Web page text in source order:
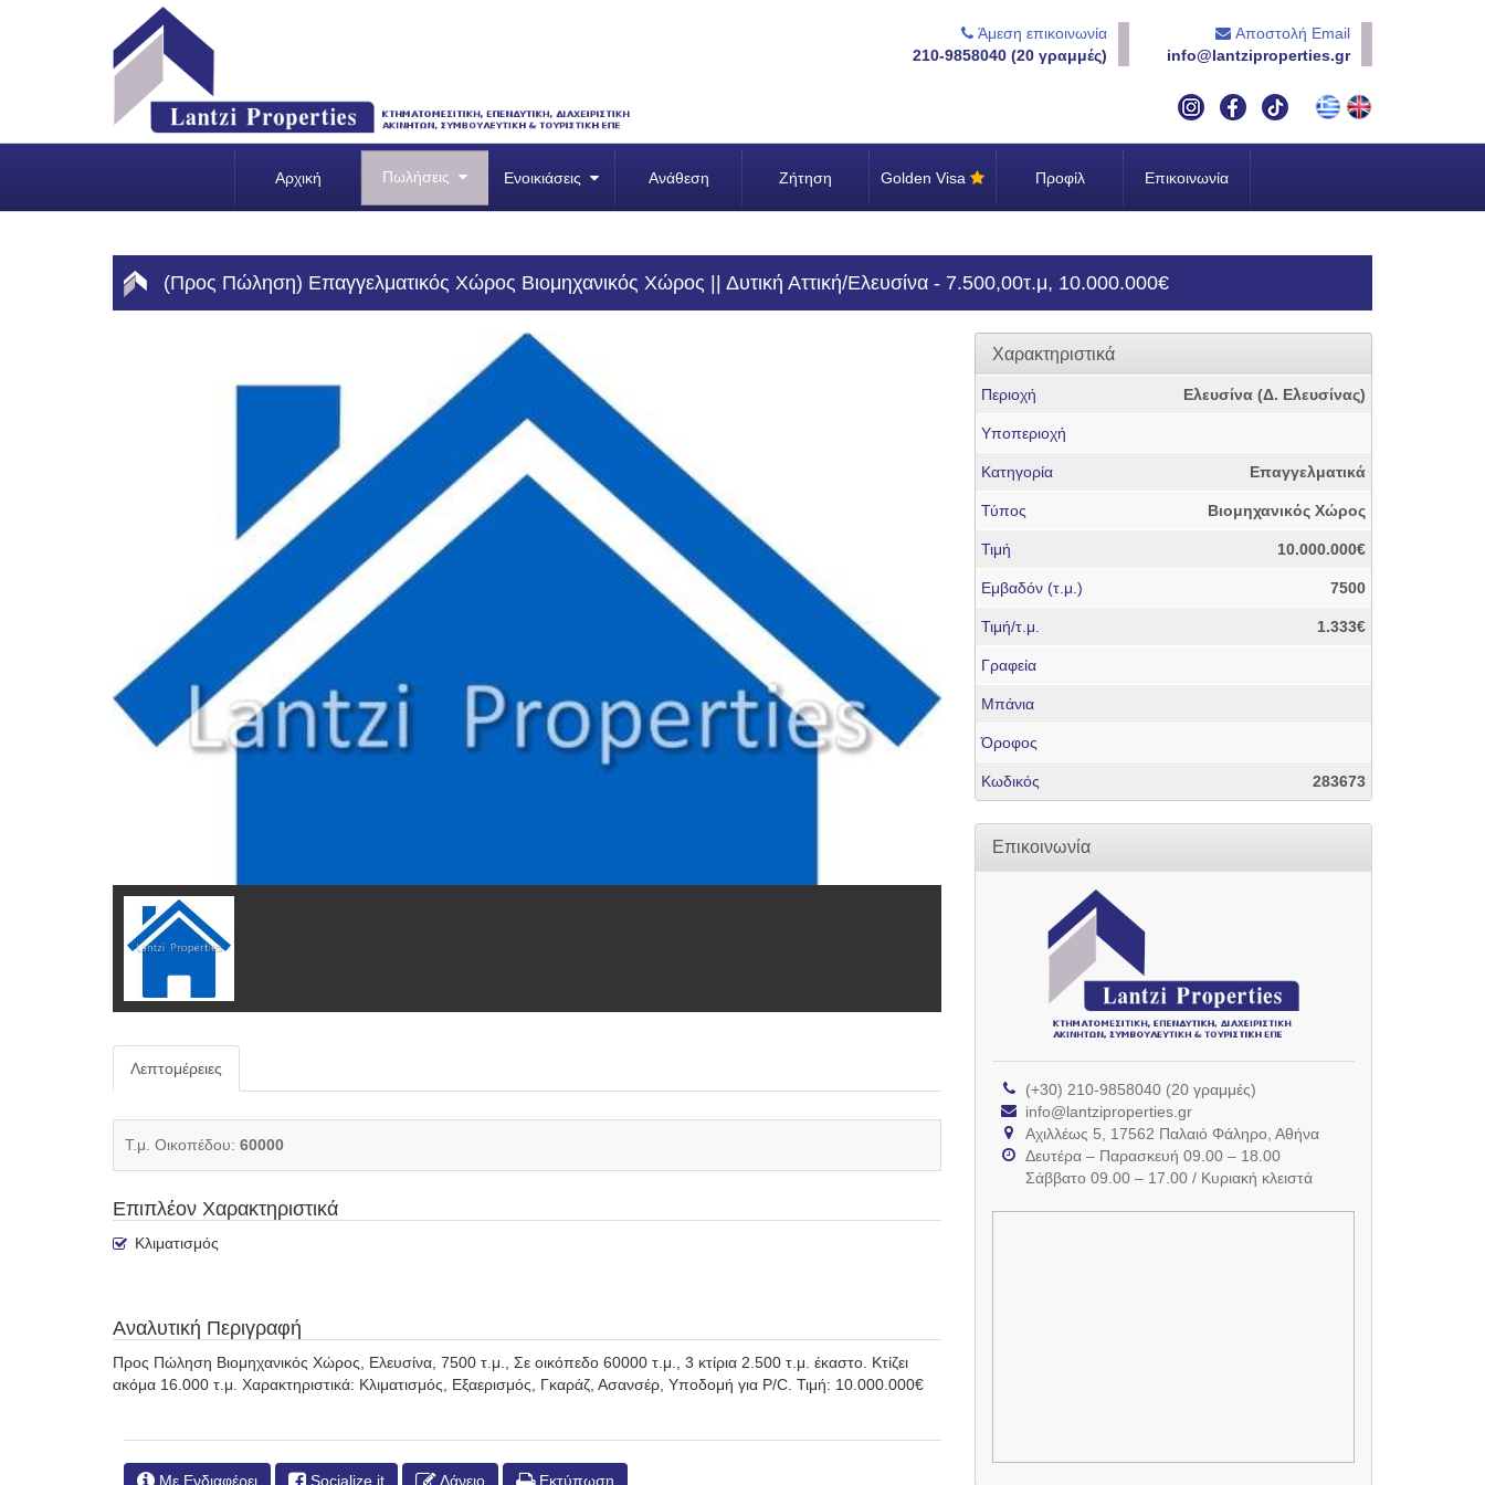
Άμεση επικοινωνία
210-9858040 (20 γραμμές)
Αποστολή Email
info@lantziproperties.gr
Αρχική Πωλήσεις Ενοικιάσεις Ανάθεση Ζήτηση Golden Visa Προφίλ Επικοινωνία
(Προς Πώληση) Επαγγελματικός Χώρος Βιομηχανικός Χώρος || Δυτική Αττική/Ελευσίνα - 7.500,00τ.μ, 10.000.000€
Λεπτομέρειες
Τ.μ. Οικοπέδου: 60000
Επιπλέον Χαρακτηριστικά
Κλιματισμός
Αναλυτική Περιγραφή
Προς Πώληση Βιομηχανικός Χώρος, Ελευσίνα, 7500 τ.μ., Σε οικόπεδο 60000 τ.μ., 3 κτίρια 2.500 τ.μ. έκαστο. Κτίζει
ακόμα 16.000 τ.μ. Χαρακτηριστικά: Κλιματισμός, Εξαερισμός, Γκαράζ, Ασανσέρ, Υποδομή για P/C. Τιμή: 10.000.000€
Με Ενδιαφέρει Socialize it Δάνειο Εκτύπωση
Χαρακτηριστικά
Περιοχή Ελευσίνα (Δ. Ελευσίνας)
Υποπεριοχή
Κατηγορία Επαγγελματικά
Τύπος Βιομηχανικός Χώρος
Τιμή 10.000.000€
Εμβαδόν (τ.μ.) 7500
Τιμή/τ.μ. 1.333€
Γραφεία
Μπάνια
Όροφος
Κωδικός 283673
Επικοινωνία
(+30) 210-9858040 (20 γραμμές)
info@lantziproperties.gr
Αχιλλέως 5, 17562 Παλαιό Φάληρο, Αθήνα
Δευτέρα – Παρασκευή 09.00 – 18.00
Σάββατο 09.00 – 17.00 / Κυριακή κλειστά